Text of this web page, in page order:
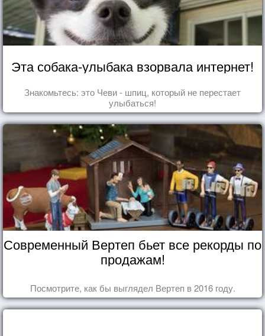
Эта собака-улыбака взорвала интернет!
Знакомьтесь: это Чеви - шпиц, который не перестает
улыбаться!
Современный Вертеп бьет все рекорды по
продажам!
Посмотрите, как бы выглядел Вертеп в 2016 году.